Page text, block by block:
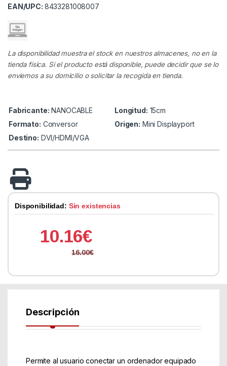
EAN/UPC: 8433281008007
La disponibilidad muestra el stock en nuestros almacenes, no en la
tienda física. Si el producto está disponible, puede decidir que se lo
enviemos a su domicilio o solicitar la recogida en tienda.
Fabricante: NANOCABLE Longitud: 15cm
Formato: Conversor Origen: Mini Displayport
Destino: DVI/HDMI/VGA
Disponibilidad: Sin existencias
10.16€
16.00€
Descripción
Permite al usuario conectar un ordenador equipado